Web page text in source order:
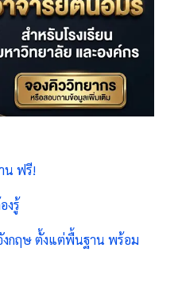
น ฟรี!
งรู้
กฤษ ตั้งแต่พื้นฐาน พร้อม